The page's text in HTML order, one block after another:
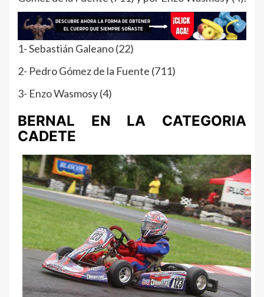
1- Sebastián Galeano (22)
2- Pedro Gómez de la Fuente (711)
3- Enzo Wasmosy (4)
BERNAL EN LA CATEGORIA
CADETE